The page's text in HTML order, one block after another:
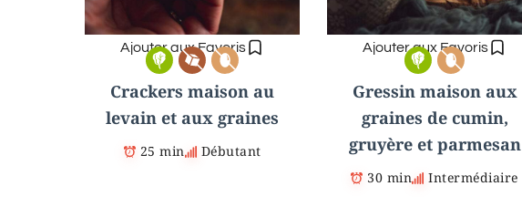
Ajouter aux Favoris
Crackers maison au
levain et aux graines
25 min Débutant
Ajouter aux Favoris
Gressin maison aux
graines de cumin,
gruyère et parmesan
30 min Intermédiaire